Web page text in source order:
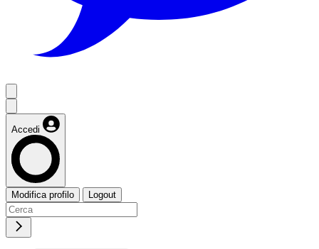
Accedi
Modifica profilo Logout